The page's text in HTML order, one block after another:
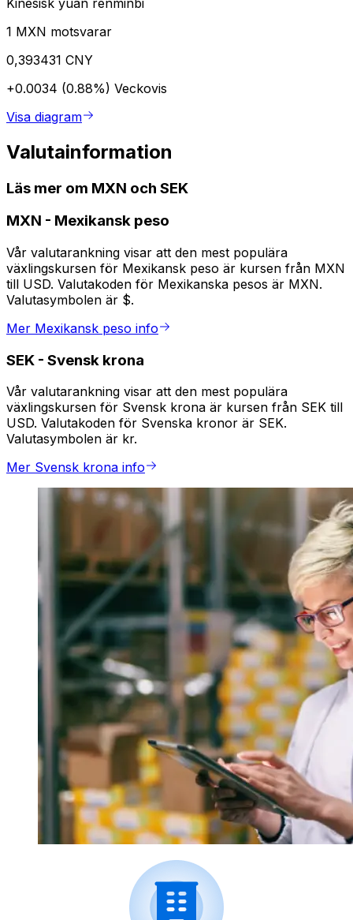
1 MXN motsvarar
0,393431 CNY
+0.0034 (0.88%) Veckovis
Visa diagram
Valutainformation
Läs mer om MXN och SEK
MXN - Mexikansk peso
Vår valutarankning visar att den mest populära
växlingskursen för Mexikansk peso är kursen från MXN
till USD. Valutakoden för Mexikanska pesos är MXN.
Valutasymbolen är $.
Mer Mexikansk peso info
SEK - Svensk krona
Vår valutarankning visar att den mest populära
växlingskursen för Svensk krona är kursen från SEK till
USD. Valutakoden för Svenska kronor är SEK.
Valutasymbolen är kr.
Mer Svensk krona info